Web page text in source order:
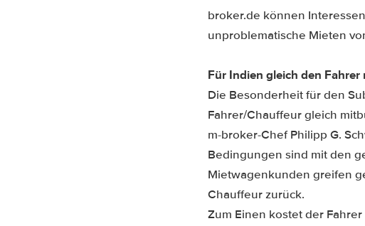
broker.de können
unproblematische Mieten
Für Indien gleich den Fahrer
Die Besonderheit für den
Fahrer/Chauffeur gleich
m-broker-Chef Philipp G.
Bedingungen sind mit den
Mietwagenkunden greifen
Chauffeur zurück.
Zum Einen kostet der